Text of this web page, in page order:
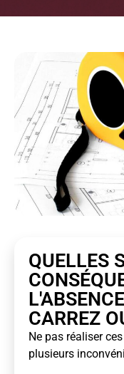
QUELLES
CARREZ
Ne pas réaliser
plusieurs